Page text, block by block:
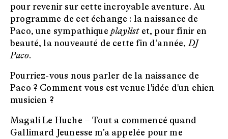
pour revenir sur cette incroyable aventure. Au
programme de cet échange : la naissance de
Paco, une sympathique playlistet, pour finir en
beauté, la nouveauté de cette fin d’année,DJ
Paco.
Pourriez-vous nous parler de la naissance de
Paco ? Comment vous est venue l'idée d'un chien
musicien ?
Magali Le Huche – Tout a commencé quand
Gallimard Jeunesse m’a appelée pour me